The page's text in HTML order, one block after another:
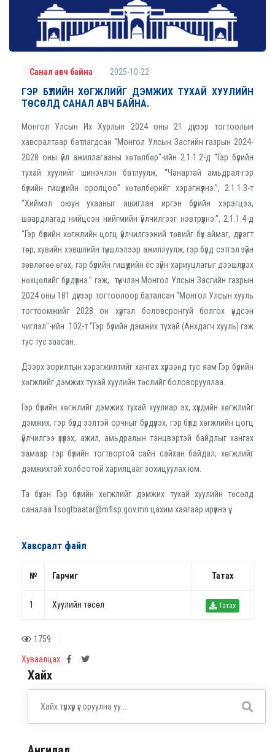
Санал авч байна 2025-10-22
ГЭР БҮЛИЙН ХӨГЖЛИЙГ ДЭМЖИХ ТУХАЙ ХУУЛИЙН
ТӨСӨЛД САНАЛ АВЧ БАЙНА.
Монгол Улсын Их Хурлын 2024 оны 21 дүгээр тогтоолын
хавсралтаар батлагдсан “Монгол Улсын Засгийн газрын 2024-
2028 оны үйл ажиллагааны хөтөлбөр"-ийн 2.1.1.2-д “Гэр бүлийн
тухай хуулийг шинэчлэн батлуулж, “Чанартай амьдрал-гэр
бүлийн гишүүдийн оролцоо” хөтөлбөрийг хэрэгжүүлнэ.”, 2.1.1.3-т
“Хиймэл оюун ухааныг ашиглан иргэн бүрийн хэрэгцээ,
шаардлагад нийцсэн нийгмийн үйлчилгээг нэвтрүүлнэ.”, 2.1.1.4-д
“Гэр бүлийн хөгжлийн цогц үйлчилгээний төвийг бүх аймаг, дүүрэгт
төр, хувийн хэвшлийн түншлэлээр ажиллуулж, гэр бүлд сэтгэл зүйн
зөвлөгөө өгөх, гэр бүлийн гишүүдийн ёс зүйн хариуцлагыг дээшлүүлэх
нөхцөлийг бүрдүүлнэ.” гэж, түүнчлэн Монгол Улсын Засгийн газрын
2024 оны 181 дүгээр тогтоолоор баталсан “Монгол Улсын хууль
тогтоомжийг 2028 он хүртэл боловсронгуй болгох үндсэн
чиглэл"-ийн 102-т “Гэр бүлийн дэмжих тухай (Анхдагч хууль) гэж
тус тус заасан.
Дээрх зорилтын хэрэгжилтийг хангах хүрээнд тус яам Гэр бүлийн
хөгжлийг дэмжих тухай хуулийн төслийг боловсрууллаа.
Гэр бүлийн хөгжлийг дэмжих тухай хуулиар эх, хүүхдийн хөгжлийг
дэмжих, гэр бүлд ээлтэй орчныг бүрдүүлэх, гэр бүлд хөгжлийн цогц
үйлчилгээ үзүүлэх, ажил, амьдралын тэнцвэртэй байдлыг хангах
замаар гэр бүлийн тогтвортой сайн сайхан байдал, хөгжлийг
дэмжихтэй холбоотой харилцааг зохицуулах юм.
Та бүхэн Гэр бүлийн хөгжлийг дэмжих тухай хуулийн төсөлд
саналаа Tsogtbaatar@mflsp.gov.mn цахим хаягаар ирүүлнэ үү.
Хавсралт файл
№ Гарчиг Татах
1 Хуулийн төсөл Татах
1759
Хуваалцах:
Хайх